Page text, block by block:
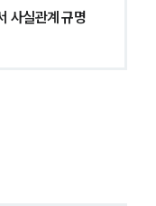
사실관계 규명